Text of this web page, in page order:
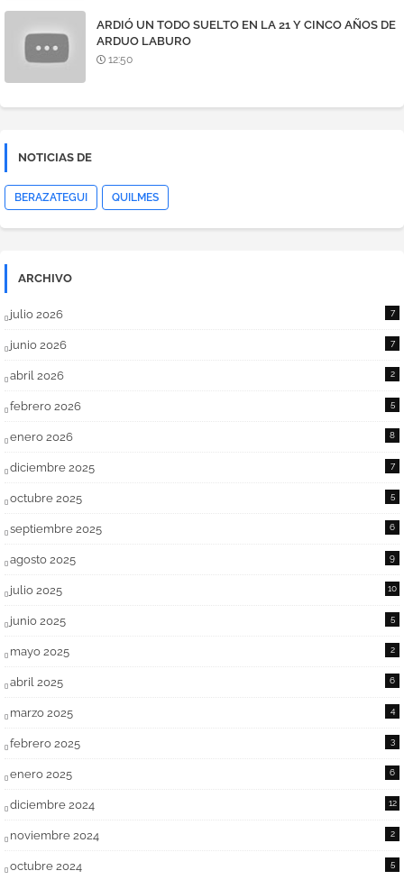
ARDIÓ UN TODO SUELTO EN LA 21 Y CINCO AÑOS DE
ARDUO LABURO
12:50
NOTICIAS DE
BERAZATEGUI QUILMES
ARCHIVO
julio 2026 7
junio 2026 7
abril 2026 2
febrero 2026 5
enero 2026 8
diciembre 2025 7
octubre 2025 5
septiembre 2025 6
agosto 2025 9
julio 2025 10
junio 2025 5
mayo 2025 2
abril 2025 6
marzo 2025 4
febrero 2025 3
enero 2025 6
diciembre 2024 12
noviembre 2024 2
octubre 2024 5